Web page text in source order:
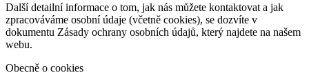
Další detailní informace o tom, jak nás můžete kontaktovat a jak
zpracováváme osobní údaje (včetně cookies), se dozvíte v
dokumentu Zásady ochrany osobních údajů, který najdete na našem
webu.
Obecně o cookies